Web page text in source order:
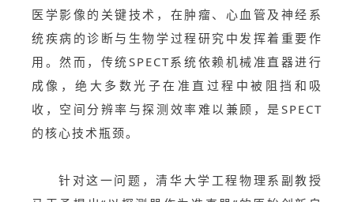
医学影像的关键技术，在肿瘤、心血管及神经系
统疾病的诊断与生物学过程研究中发挥着重要作
用。然而，传统SPECT系统依赖机械准直器进行
成像，绝大多数光子在准直过程中被阻挡和吸
收，空间分辨率与探测效率难以兼顾，是SPECT
的核心技术瓶颈。
针对这一问题，清华大学工程物理系副教授